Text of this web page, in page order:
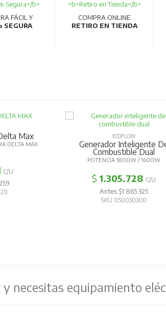
FÁCIL Y
SEGURA
COMPRA ONLINE
RETIRO EN TIENDA
Max
DELTA MAX
C/U
ECOFLOW
Generador Inteligente
Combustible Dual
POTENCIA 1800W / 1600W
$ 1.305.728 C/U
Antes $1.865.325
SKU 050030300
y necesitas equipamiento